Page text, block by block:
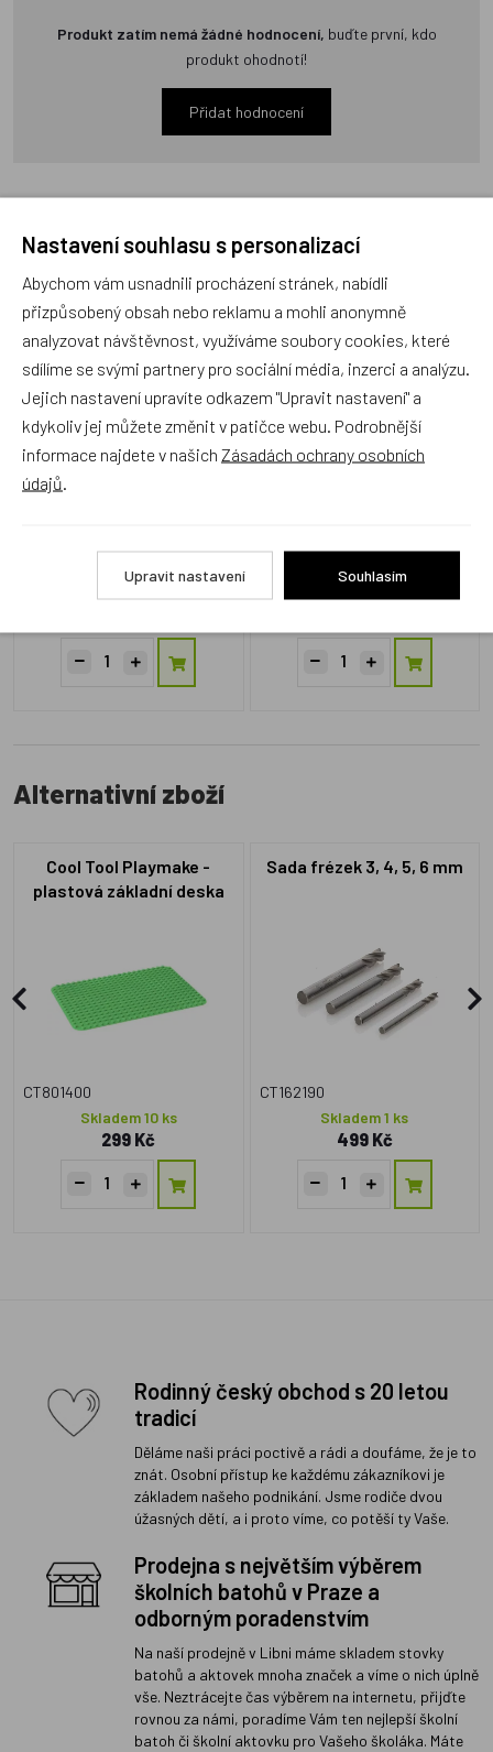
Produkt zatím nemá žádné hodnocení, buďte první, kdo
produkt ohodnotí!
Přidat hodnocení
Zboží se stejným motivem
Sada frézek 3, 4, 5, 6 mm
Skladem 1 ks
Sada soustružnických
nožů HSS - 5ks
Skladem 2 ks
Alternativní zboží
Cool Tool Playmake -
plastová základní deska
CT801400
Skladem 10 ks
299 Kč
Sada frézek 3, 4, 5, 6 mm
CT162190
Skladem 1 ks
499 Kč
Rodinný český obchod s 20 letou
tradicí
Děláme naši práci poctivě a rádi a doufáme, že je to
znát. Osobní přístup ke každému zákazníkovi je
základem našeho podnikání. Jsme rodiče dvou
úžasných dětí, a i proto víme, co potěší ty Vaše.
Prodejna s největším výběrem
školních batohů v Praze a
odborným poradenstvím
Na naší prodejně v Libni máme skladem stovky
batohů a aktovek mnoha značek a víme o nich úplně
vše. Neztrácejte čas výběrem na internetu, přijďte
rovnou za námi, poradíme Vám ten nejlepší školní
batoh či školní aktovku pro Vašeho školáka. Máte
Nastavení souhlasu s personalizací
Abychom vám usnadnili procházení stránek, nabídli
přizpůsobený obsah nebo reklamu a mohli anonymně
analyzovat návštěvnost, využíváme soubory cookies, které
sdílíme se svými partnery pro sociální média, inzerci a analýzu.
Jejich nastavení upravíte odkazem "Upravit nastavení" a
kdykoliv jej můžete změnit v patičce webu. Podrobnější
informace najdete v našich Zásadách ochrany osobních
údajů
Upravit nastavení Souhlasím